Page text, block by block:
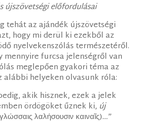
újszövetségi előfordulásai
tehát az ajándék újszövetségi
hogy mi derül ki ezekből az
nyelvekenszólás természetéről.
mennyire furcsa jelenségről van
meglepően gyakori téma az
alábbi helyeken olvasunk róla:
akik hisznek, ezek a jelek
ördögöket űznek ki, új
λαλήσουσιν καιναῖς)…”